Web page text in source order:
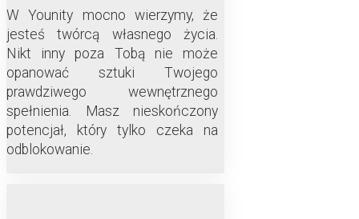
W Younity mocno wierzymy, że
jesteś twórcą własnego życia.
Nikt inny poza Tobą nie może
opanować sztuki Twojego
prawdziwego wewnętrznego
spełnienia. Masz nieskończony
potencjał, który tylko czeka na
odblokowanie.